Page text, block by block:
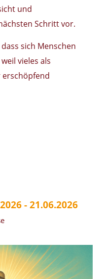
und
Schritt vor.
sich Menschen
vieles als
- 21.06.2026